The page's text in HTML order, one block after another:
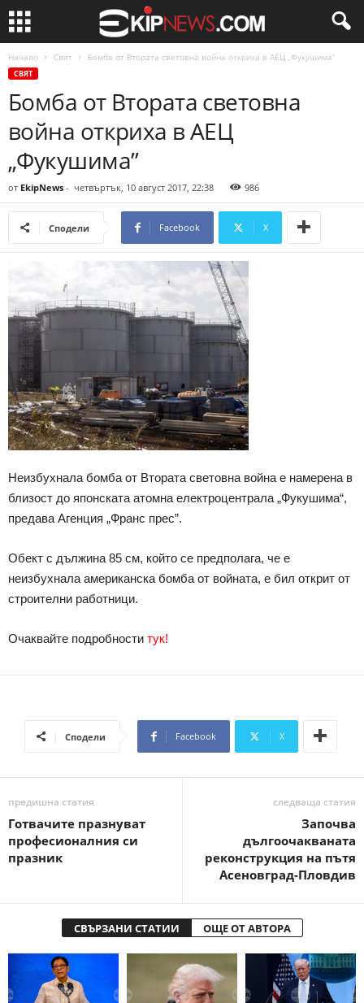
Начало Свят Бомба от Втората световна война откриха в АЕЦ „Фукушима”
СВЯТ
Бомба от Втората световна
война откриха в АЕЦ
„Фукушима”
от EkipNews - четвъртък, 10 август 2017, 22:38 986
Сподели Facebook X
Неизбухнала бомба от Втората световна война е намерена в
близост до японската атомна електроцентрала „Фукушима“,
предава Агенция „Франс прес”.
Обект с дължина 85 см, който се предполага, че е
неизбухнала американска бомба от войната, е бил открит от
строителни работници.
Очаквайте подробности тук!
Сподели Facebook X
предишна статия
Готвачите празнуват
професионалния си
празник
следваща статия
Започва
дългоочакваната
реконструкция на пътя
Асеновград-Пловдив
СВЪРЗАНИ СТАТИИ ОЩЕ ОТ АВТОРА